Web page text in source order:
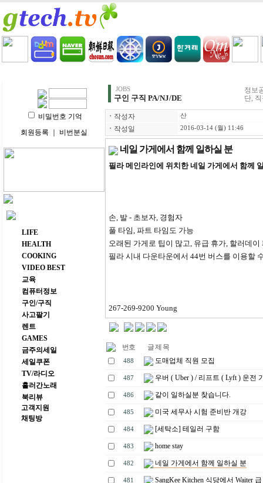
비밀번호 기억
회원등록
비번분실
주요 메뉴
LIFE
HEALTH
COOKING
VIDEO BEST
교육
컴퓨터정보
구인/구직
사고팔기
렌트
GAMES
금주의세일
세일쿠폰
TV/라디오
흘러간노래
북리뷰
고객지원
채팅방
JOBS
구인 구직 PA/NJ/DE
정보
단,
ㆍ 작성자 산
ㆍ 작성일 2016-03-14 (월) 11:46
네일 가게에서 함께 일하실 분
필라 메인라인에 위치한 네일 가게에서 함께
손, 발 - 초보자, 경험자
풀 타임, 파트 타임도 가능
오래된 가게로 팁이 많고, 유급 휴가, 할러데이
필라 시내 다운타운에서 44번 버스를 이용할
267-269-9200 Young
번호 글 제 목
488 도매업체 직원 모집
487 우버 ( Uber ) / 리프트 ( Lyft ) 운전
486 같이 일하실분 찾습니다.
485 미국 세무사 시험 준비반 개강
484 [세탁소] 테일러 구함
483 home stay
482 네일 가게에서 함께 일하실 분
481 SangKee Kitchen 식당에서 Waiter